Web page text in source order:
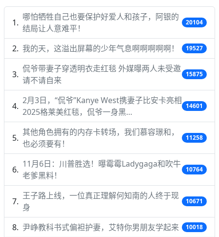
哪怕牺牲自己也要保护好爱人和孩子，阿银的
结局让人意难平！
20104
我的天，这溢出屏幕的少年气息啊啊啊啊啊！ 19527
侃爷带妻子穿透明衣走红毯 外媒曝两人未受邀
请不请自来
15875
2月3日，“侃爷”Kanye West携妻子比安卡亮相
2025格莱美红毯，侃爷一身黑…
14601
其他角色拥有的内存卡转场，我们慕容璟和，
也必须要有！
11258
11月6日：川普胜选！曝霉霉Ladygaga和吹牛
老爹黑料！
10764
王子路上线，一位真正理解何知南的人终于现
身
10671
尹峥教科书式偏袒护妻，艾特你男朋友学起来 10018